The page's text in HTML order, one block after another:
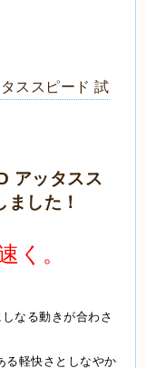
ススピード 試
アッタスス
した！
く。
なる動きが合わさ
る軽快さとしなやか